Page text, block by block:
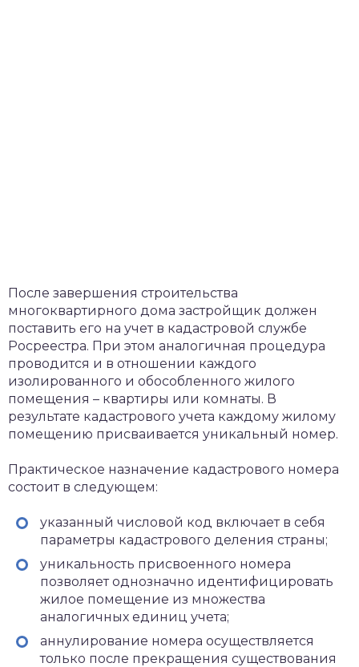
После завершения строительства
многоквартирного дома застройщик должен
поставить его на учет в кадастровой службе
Росреестра. При этом аналогичная процедура
проводится и в отношении каждого
изолированного и обособленного жилого
помещения – квартиры или комнаты. В
результате кадастрового учета каждому жилому
помещению присваивается уникальный номер.
Практическое назначение кадастрового номера
состоит в следующем:
указанный числовой код включает в себя
параметры кадастрового деления страны;
уникальность присвоенного номера
позволяет однозначно идентифицировать
жилое помещение из множества
аналогичных единиц учета;
аннулирование номера осуществляется
только после прекращения существования